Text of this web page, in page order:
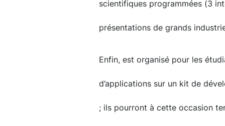
scientifiques programmées (3
présentations de grands
Enfin, est organisé pour les
d’applications sur un kit de
; ils pourront à cette occasion